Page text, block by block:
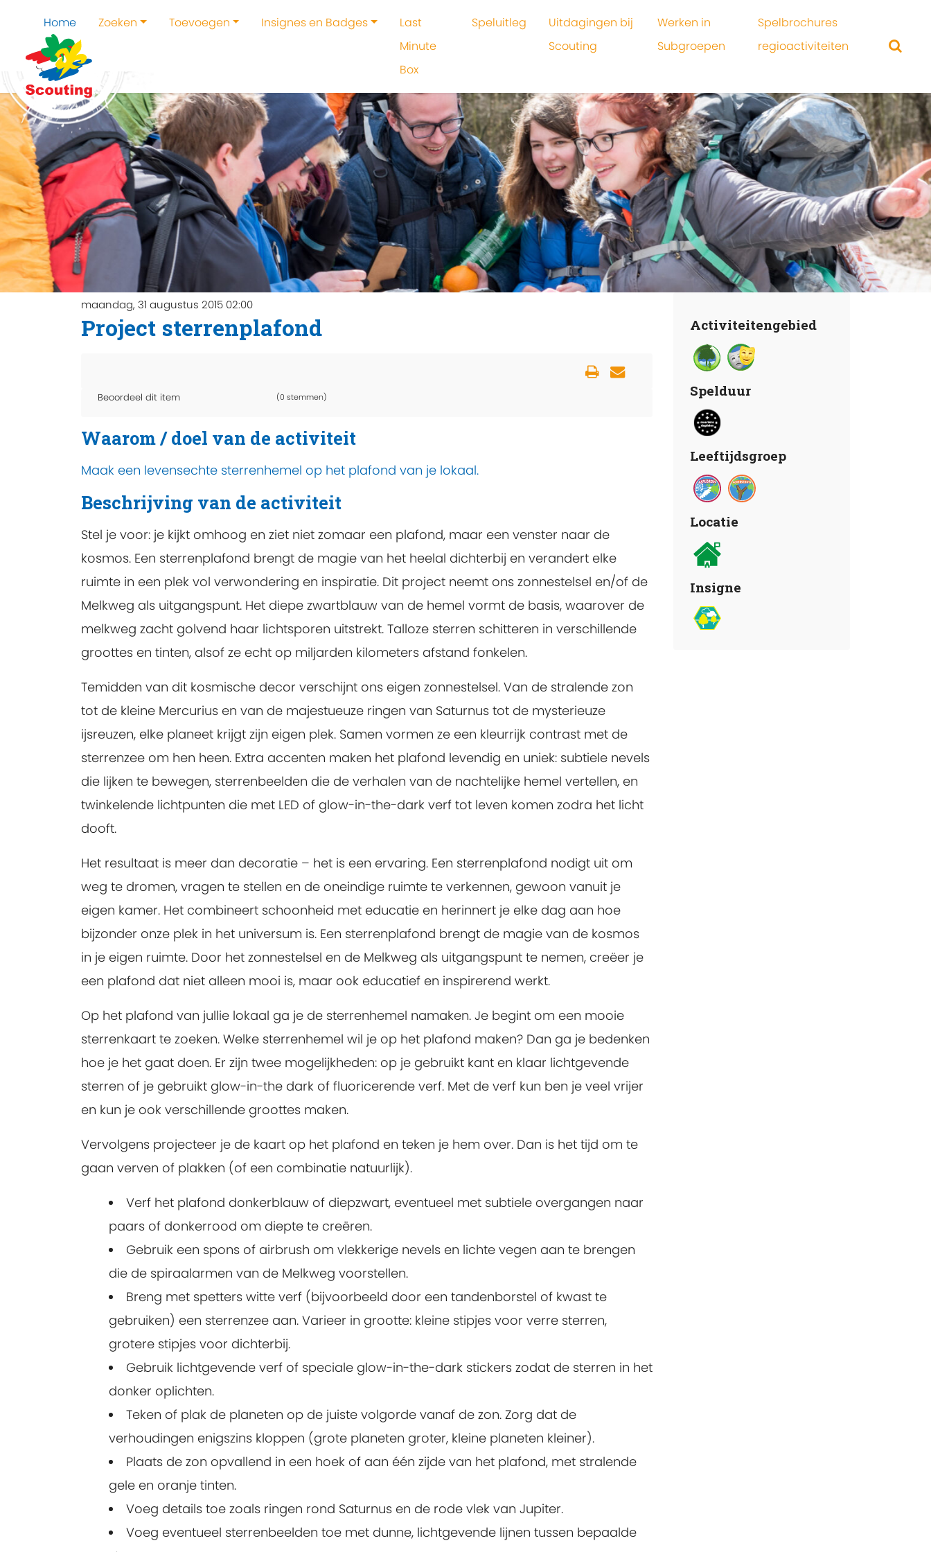
Home Zoeken Toevoegen Insignes en Badges
Last
Minute
Box
Speluitleg
Uitdagingen bij
Scouting
Werken in
Subgroepen
Spelbrochures
regioactiviteiten
maandag, 31 augustus 2015 02:00
Project sterrenplafond
Beoordeel dit item (0 stemmen)
Waarom / doel van de activiteit
Maak een levensechte sterrenhemel op het plafond van je lokaal.
Beschrijving van de activiteit
Stel je voor: je kijkt omhoog en ziet niet zomaar een plafond, maar een venster naar de
kosmos. Een sterrenplafond brengt de magie van het heelal dichterbij en verandert elke
ruimte in een plek vol verwondering en inspiratie. Dit project neemt ons zonnestelsel en/of de
Melkweg als uitgangspunt. Het diepe zwartblauw van de hemel vormt de basis, waarover de
melkweg zacht golvend haar lichtsporen uitstrekt. Talloze sterren schitteren in verschillende
groottes en tinten, alsof ze echt op miljarden kilometers afstand fonkelen.
Temidden van dit kosmische decor verschijnt ons eigen zonnestelsel. Van de stralende zon
tot de kleine Mercurius en van de majestueuze ringen van Saturnus tot de mysterieuze
ijsreuzen, elke planeet krijgt zijn eigen plek. Samen vormen ze een kleurrijk contrast met de
sterrenzee om hen heen. Extra accenten maken het plafond levendig en uniek: subtiele nevels
die lijken te bewegen, sterrenbeelden die de verhalen van de nachtelijke hemel vertellen, en
twinkelende lichtpunten die met LED of glow-in-the-dark verf tot leven komen zodra het licht
dooft.
Het resultaat is meer dan decoratie – het is een ervaring. Een sterrenplafond nodigt uit om
weg te dromen, vragen te stellen en de oneindige ruimte te verkennen, gewoon vanuit je
eigen kamer. Het combineert schoonheid met educatie en herinnert je elke dag aan hoe
bijzonder onze plek in het universum is. Een sterrenplafond brengt de magie van de kosmos
in je eigen ruimte. Door het zonnestelsel en de Melkweg als uitgangspunt te nemen, creëer je
een plafond dat niet alleen mooi is, maar ook educatief en inspirerend werkt.
Op het plafond van jullie lokaal ga je de sterrenhemel namaken. Je begint om een mooie
sterrenkaart te zoeken. Welke sterrenhemel wil je op het plafond maken? Dan ga je bedenken
hoe je het gaat doen. Er zijn twee mogelijkheden: op je gebruikt kant en klaar lichtgevende
sterren of je gebruikt glow-in-the dark of fluoricerende verf. Met de verf kun ben je veel vrijer
en kun je ook verschillende groottes maken.
Vervolgens projecteer je de kaart op het plafond en teken je hem over. Dan is het tijd om te
gaan verven of plakken (of een combinatie natuurlijk).
Verf het plafond donkerblauw of diepzwart, eventueel met subtiele overgangen naar
paars of donkerrood om diepte te creëren.
Gebruik een spons of airbrush om vlekkerige nevels en lichte vegen aan te brengen
die de spiraalarmen van de Melkweg voorstellen.
Breng met spetters witte verf (bijvoorbeeld door een tandenborstel of kwast te
gebruiken) een sterrenzee aan. Varieer in grootte: kleine stipjes voor verre sterren,
grotere stipjes voor dichterbij.
Gebruik lichtgevende verf of speciale glow-in-the-dark stickers zodat de sterren in het
donker oplichten.
Teken of plak de planeten op de juiste volgorde vanaf de zon. Zorg dat de
verhoudingen enigszins kloppen (grote planeten groter, kleine planeten kleiner).
Plaats de zon opvallend in een hoek of aan één zijde van het plafond, met stralende
gele en oranje tinten.
Voeg details toe zoals ringen rond Saturnus en de rode vlek van Jupiter.
Voeg eventueel sterrenbeelden toe met dunne, lichtgevende lijnen tussen bepaalde
Activiteitengebied
Spelduur
Leeftijdsgroep
Locatie
Insigne